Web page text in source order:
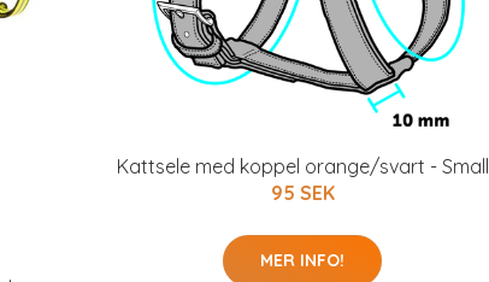
Kattsele med koppel orange/svart - Small
95 SEK
MER INFO!